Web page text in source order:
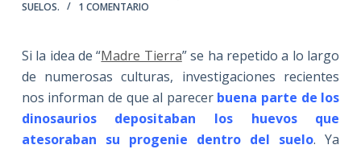
n
d
o
SUELOS.
1 COMENTARIO
Si la idea de “Madre Tierra” se ha repetido a lo largo
de numerosas culturas, investigaciones recientes
nos informan de que al parecer buena parte de los
dinosaurios depositaban los huevos que
atesoraban su progenie dentro del suelo. Ya